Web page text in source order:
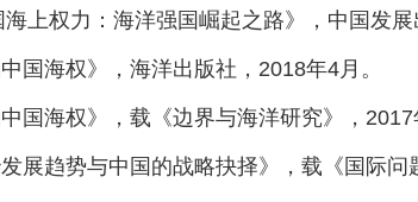
上权力：海洋强国崛起之路》，中国发
国海权》，海洋出版社，2018年4月。
国海权》，载《边界与海洋研究》，2017
展趋势与中国的战略抉择》，载《国际问